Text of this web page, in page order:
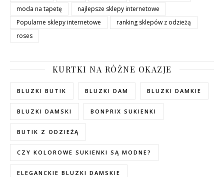
moda na tapetę
najlepsze sklepy internetowe
Popularne sklepy internetowe
ranking sklepów z odzieżą
roses
KURTKI NA RÓŻNE OKAZJE
BLUZKI BUTIK BLUZKI DAM BLUZKI DAMKIE
BLUZKI DAMSKI BONPRIX SUKIENKI
BUTIK Z ODZIEŻĄ
CZY KOLOROWE SUKIENKI SĄ MODNE?
ELEGANCKIE BLUZKI DAMSKIE